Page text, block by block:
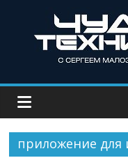
приложение для